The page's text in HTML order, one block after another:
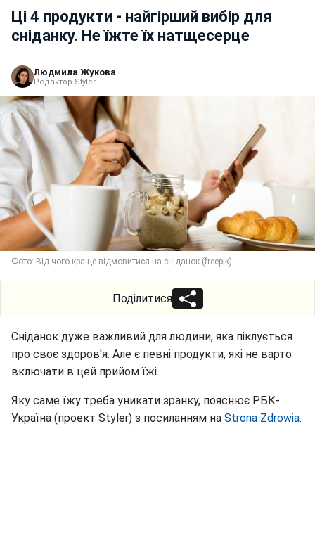
Ці 4 продукти - найгірший вибір для
сніданку. Не їжте їх натщесерце
Людмила Жукова
Редактор Styler
Фото: Від чого краще відмовитися на сніданок (freepik)
Поділитися
Сніданок дуже важливий для людини, яка піклується
про своє здоров'я. Але є певні продукти, які не варто
включати в цей прийом їжі.
Яку саме їжу треба уникати зранку, пояснює РБК-
Україна (проект Styler) з посиланням на Strona Zdrowia.